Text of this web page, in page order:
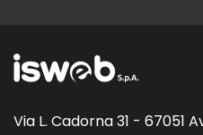
Via L. Cadorna 31 - 67051